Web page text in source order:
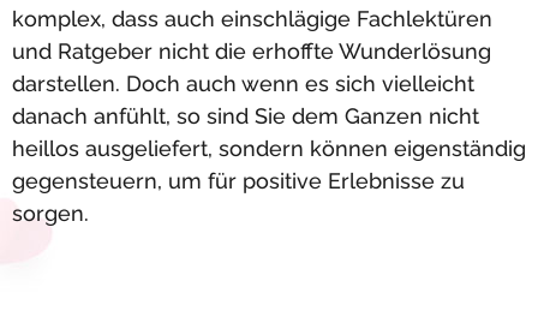
komplex, dass auch einschlägige Fachlektüren
und Ratgeber nicht die erhoffte Wunderlösung
darstellen. Doch auch wenn es sich vielleicht
danach anfühlt, so sind Sie dem Ganzen nicht
heillos ausgeliefert, sondern können eigenständig
gegensteuern, um für positive Erlebnisse zu
sorgen.